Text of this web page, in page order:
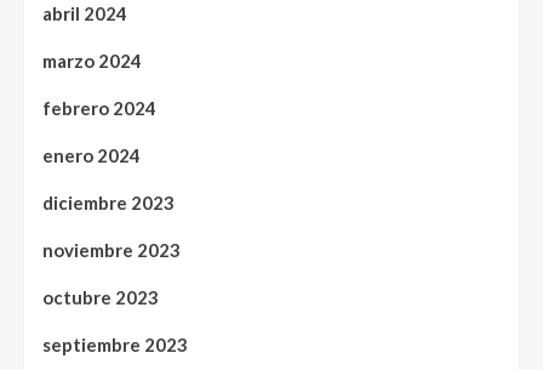
abril 2024
marzo 2024
febrero 2024
enero 2024
diciembre 2023
noviembre 2023
octubre 2023
septiembre 2023